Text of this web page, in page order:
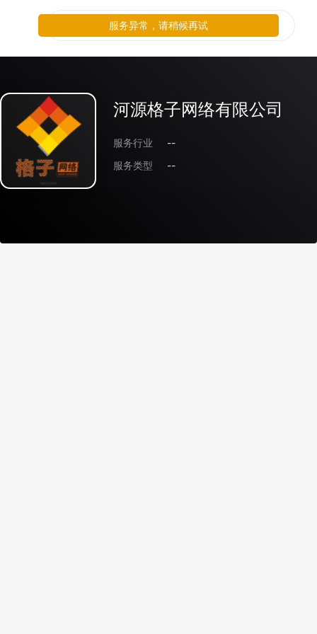
河源格子网络有限公司
服务行业
--
服务类型
--
服务异常，请稍候再试